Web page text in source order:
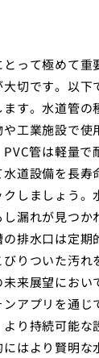
って極めて
切です。以下
す。水道管
工業施設で
管は軽量
道設備を長
しましょう。
し漏れが見つか
排水口は定
りついた汚
来展望にお
アプリを通
り持続可能
はより賢明